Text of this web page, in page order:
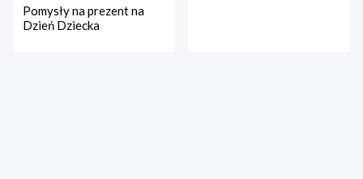
Pomysły na prezent na
Dzień Dziecka